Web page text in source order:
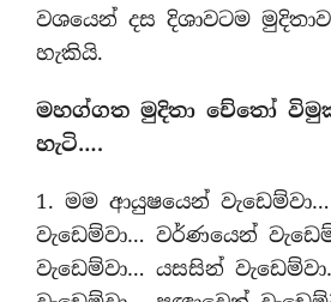
වශයෙන් දස දිශාවටම
හැකියි.
මහග්ගත මුදිතා චේතෝ
හැටි….
1. මම ආයුෂයෙන්
වැඩෙම්වා… වර්ණයෙන්
වැඩෙම්වා… යසසින්